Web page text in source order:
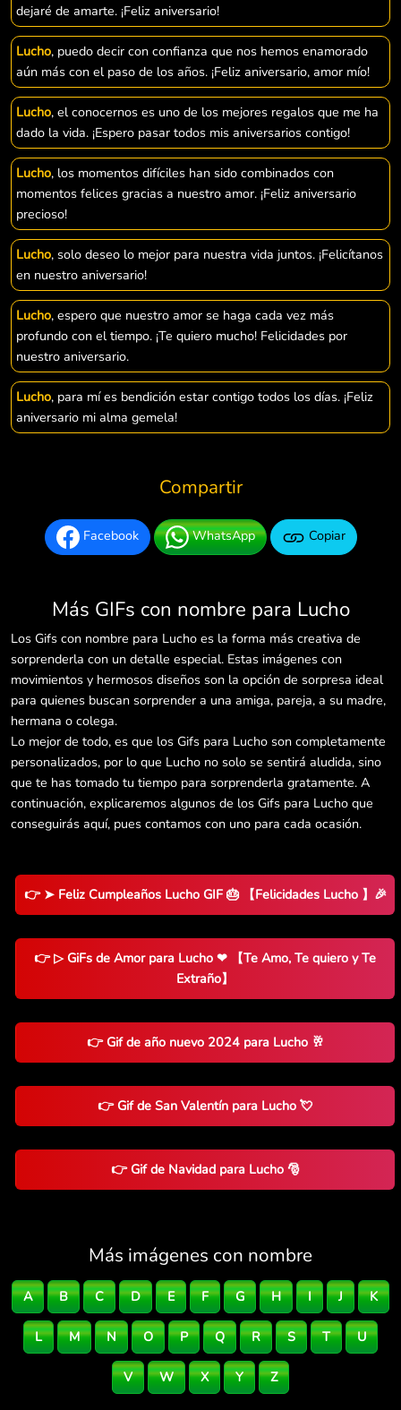
dejaré de amarte. ¡Feliz aniversario!
Lucho, puedo decir con confianza que nos hemos enamorado
aún más con el paso de los años. ¡Feliz aniversario, amor mío!
Lucho, el conocernos es uno de los mejores regalos que me ha
dado la vida. ¡Espero pasar todos mis aniversarios contigo!
Lucho, los momentos difíciles han sido combinados con
momentos felices gracias a nuestro amor. ¡Feliz aniversario
precioso!
Lucho, solo deseo lo mejor para nuestra vida juntos. ¡Felicítanos
en nuestro aniversario!
Lucho, espero que nuestro amor se haga cada vez más
profundo con el tiempo. ¡Te quiero mucho! Felicidades por
nuestro aniversario.
Lucho, para mí es bendición estar contigo todos los días. ¡Feliz
aniversario mi alma gemela!
Compartir
Facebook WhatsApp Copiar
Más GIFs con nombre para Lucho
Los Gifs con nombre para Lucho es la forma más creativa de
sorprenderla con un detalle especial. Estas imágenes con
movimientos y hermosos diseños son la opción de sorpresa ideal
para quienes buscan sorprender a una amiga, pareja, a su madre,
hermana o colega.
Lo mejor de todo, es que los Gifs para Lucho son completamente
personalizados, por lo que Lucho no solo se sentirá aludida, sino
que te has tomado tu tiempo para sorprenderla gratamente. A
continuación, explicaremos algunos de los Gifs para Lucho que
conseguirás aquí, pues contamos con uno para cada ocasión.
👉 ➤ Feliz Cumpleaños Lucho GIF 🎂 【Felicidades Lucho 】🎉
👉 ▷ GiFs de Amor para Lucho ❤ 【Te Amo, Te quiero y Te
Extraño】
👉 Gif de año nuevo 2024 para Lucho 🥂
👉 Gif de San Valentín para Lucho 💘
👉 Gif de Navidad para Lucho 🎅
Más imágenes con nombre
A B C D E F G H I J K
L M N O P Q R S T U
V W X Y Z